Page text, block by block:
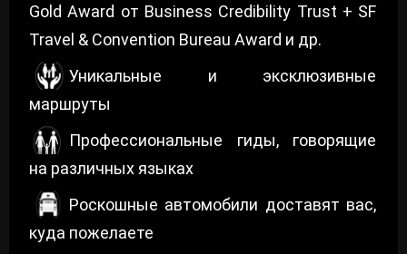
Gold Award от Business Credibility Trust + SF
Travel & Convention Bureau Award и др.
Уникальные и эксклюзивные
маршруты
Профессиональные гиды, говорящие
на различных языках
Роскошные автомобили доставят вас,
куда пожелаете